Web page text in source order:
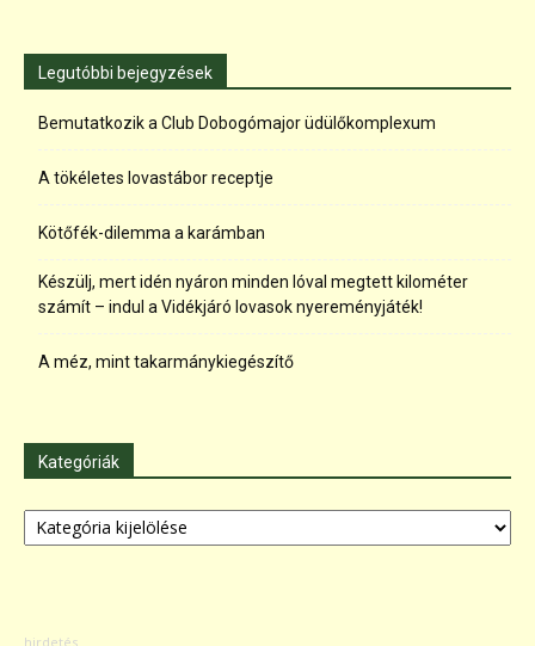
Legutóbbi bejegyzések
Bemutatkozik a Club Dobogómajor üdülőkomplexum
A tökéletes lovastábor receptje
Kötőfék-dilemma a karámban
Készülj, mert idén nyáron minden lóval megtett kilométer
számít – indul a Vidékjáró lovasok nyereményjáték!
A méz, mint takarmánykiegészítő
Kategóriák
Kategóriák